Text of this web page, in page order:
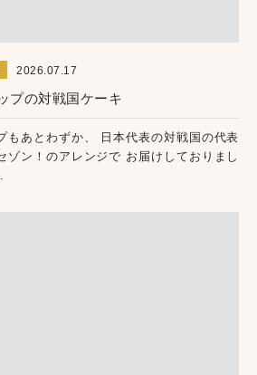
2026.07.17
プの対戦国ケーキ
もあとわずか、 日本代表の対戦国の代表
ゾン！のアレンジで お届けしておりまし